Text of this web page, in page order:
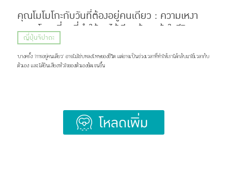
คุณโมโมโกะกับวันที่ต้องอยู่คนเดียว : ความเหงา
ความโดดเดี่ยวที่ทำให้เราได้เรียนรู้และเข้าใจชีวิต
อย่างแท้จริง
ญี่ปุ่นจิปาถะ
บางครั้ง ’การอยู่คนเดียว‘ อาจไม่ใช่บทลงโทษของชีวิต แต่อาจเป็นช่วงเวลาที่ทำให้เราได้กลับมาใช้เวลากับ
ตัวเอง และได้ยินเสียงหัวใจของตัวเองชัดเจนขึ้น